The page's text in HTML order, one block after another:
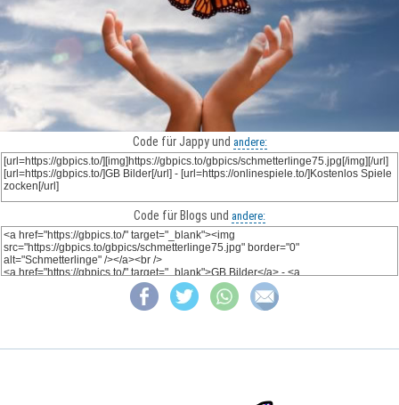
Code für Jappy und andere:
Code für Blogs und andere: